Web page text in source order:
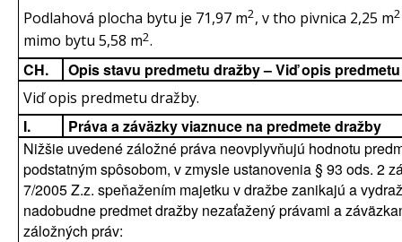
Podlahová plocha bytu je 71,97 m2, v tho pivnica 2,25 m2
mimo bytu 5,58 m2.
CH. Opis stavu predmetu dražby – Viď opis
Viď opis predmetu dražby.
I.
Práva a záväzky viaznuce na predmete dražby
Nižšie uvedené záložné práva neovplyvňujú hodnotu
podstatným spôsobom, v zmysle ustanovenia § 93 ods. 2
7/2005 Z.z. speňažením majetku v dražbe zanikajú a
nadobudne predmet dražby nezaťažený právami a
záložných práv: